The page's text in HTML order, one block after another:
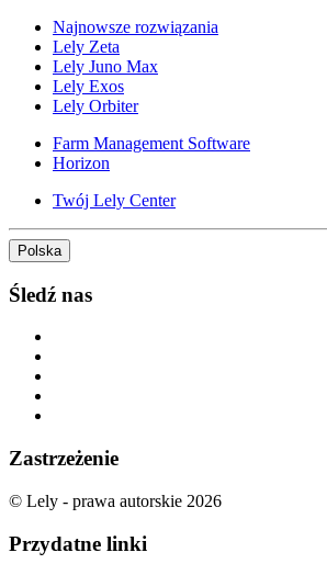
Najnowsze rozwiązania
Lely Zeta
Lely Juno Max
Lely Exos
Lely Orbiter
Farm Management Software
Horizon
Twój Lely Center
Polska
Śledź nas
Zastrzeżenie
© Lely - prawa autorskie 2026
Przydatne linki